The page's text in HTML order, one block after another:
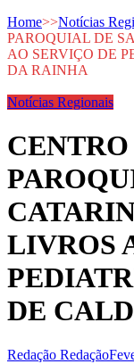
Home>>Notícias
PAROQUIAL DE
AO SERVIÇO DE
DA RAINHA
Notícias Regionais
LIVROS
DE
Redação Redação